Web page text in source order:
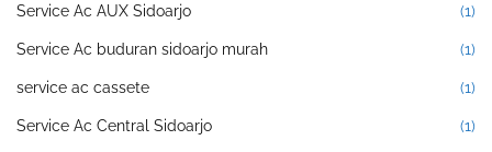
Service Ac AUX Sidoarjo (1)
Service Ac buduran sidoarjo murah (1)
service ac cassete (1)
Service Ac Central Sidoarjo (1)